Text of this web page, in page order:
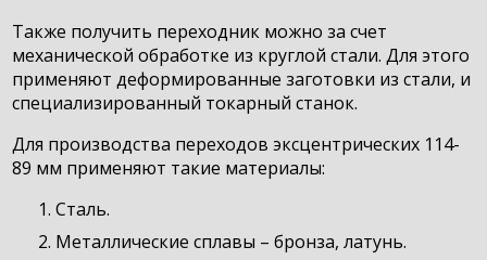
Также получить переходник можно за счет
механической обработке из круглой стали. Для этого
применяют деформированные заготовки из стали, и
специализированный токарный станок.
Для производства переходов эксцентрических 114-
89 мм применяют такие материалы:
Сталь.
Металлические сплавы – бронза, латунь.